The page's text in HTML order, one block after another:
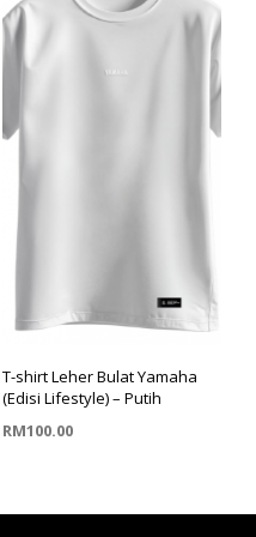
T-shirt Leher Bulat Yamaha
(Edisi Lifestyle) – Putih
RM100.00
This